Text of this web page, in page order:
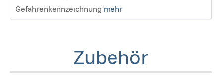
Gefahrenkennzeichnung mehr
Zubehör